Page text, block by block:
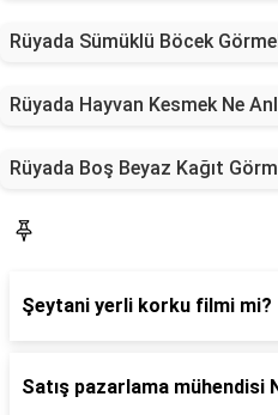
Rüyada Sümüklü Böcek
Rüyada Hayvan Kesmek Ne
Rüyada Boş Beyaz Kağıt
Şeytani yerli korku filmi mi?
Satış pazarlama mühendisi